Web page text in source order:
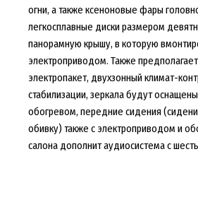
огни, а также ксеноновые фары
легкосплавные диски размером
панорамную крышу, в которую
электроприводом. Также
электропакет, двухзонный климат-
стабилизации, зеркала будут
обогревом, передние сидения
обивку) также с электроприводом и
салона дополнит аудиосистема с